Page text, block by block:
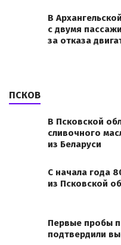
В
с двумя
за отказа
ПСКОВ
В Псковской
сливочного
из Беларуси
С начала года
из Псковской
Первые пробы
подтвердили